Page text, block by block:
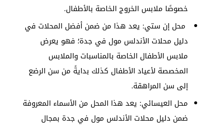
خصوصًا ملابس الخروج الخاصة بالأطفال.
محل إن ستي: يعد هذا من ضمن أفضل المحلات في
دليل محلات الأندلس مول في جدة؛ فهو يعرض
ملابس الأطفال الخاصة بالمناسبات والملابس
المخصصة لأعياد الأطفال كذلك بدايةً من سن الرضع
إلى سن المراهقة.
محل العيسائي: يعد هذا المحل من الأسماء المعروفة
ضمن دليل محلات الأندلس مول في جدة بمجال